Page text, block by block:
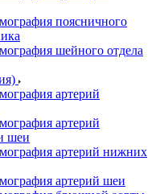
поясничного
шейного отдела
артерий
артерий
шеи
артерий нижних
артерий шеи